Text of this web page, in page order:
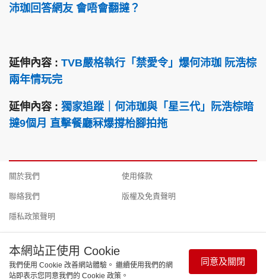
沛珈回答網友 會唔會翻撻？
延伸內容 : TVB嚴格執行「禁愛令」爆何沛珈 阮浩棕
兩年情玩完
延伸內容 : 獨家追蹤｜何沛珈與「星三代」阮浩棕暗
撻9個月 直擊餐廳冧爆撐枱腳拍拖
關於我們
聯絡我們
隱私政策聲明
使用條款
版權及免責聲明
Copyright © 東周網 版權所有 . 不得轉載 ©Eastweek.com.hk. All
本網站正使用 Cookie
我們使用 Cookie 改善網站體驗。 繼續使用我們的網
站即表示您同意我們的 Cookie 政策。
同意及關閉